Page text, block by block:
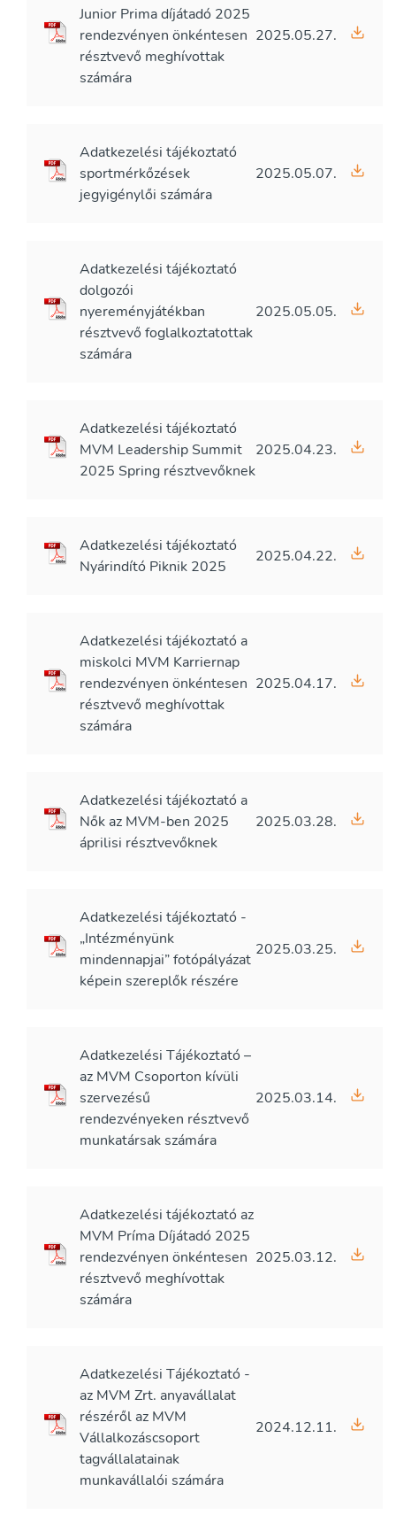
Junior Prima díjátadó 2025
rendezvényen önkéntesen
résztvevő meghívottak
számára
2025.05.27.
Adatkezelési tájékoztató
sportmérkőzések
jegyigénylői számára
2025.05.07.
Adatkezelési tájékoztató
dolgozói
nyereményjátékban
résztvevő foglalkoztatottak
számára
2025.05.05.
Adatkezelési tájékoztató
MVM Leadership Summit
2025 Spring résztvevőknek
2025.04.23.
Adatkezelési tájékoztató
Nyárindító Piknik 2025
2025.04.22.
Adatkezelési tájékoztató a
miskolci MVM Karriernap
rendezvényen önkéntesen
résztvevő meghívottak
számára
2025.04.17.
Adatkezelési tájékoztató a
Nők az MVM-ben 2025
áprilisi résztvevőknek
2025.03.28.
Adatkezelési tájékoztató -
„Intézményünk
mindennapjai” fotópályázat
képein szereplők részére
2025.03.25.
Adatkezelési Tájékoztató –
az MVM Csoporton kívüli
szervezésű
rendezvényeken résztvevő
munkatársak számára
2025.03.14.
Adatkezelési tájékoztató az
MVM Príma Díjátadó 2025
rendezvényen önkéntesen
résztvevő meghívottak
számára
2025.03.12.
Adatkezelési Tájékoztató -
az MVM Zrt. anyavállalat
részéről az MVM
Vállalkozáscsoport
tagvállalatainak
munkavállalói számára
2024.12.11.